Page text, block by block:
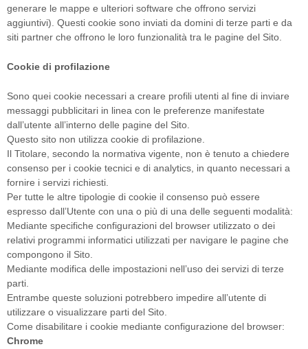
generare le mappe e ulteriori software che offrono servizi
aggiuntivi). Questi cookie sono inviati da domini di terze parti e da
siti partner che offrono le loro funzionalità tra le pagine del Sito.
Cookie di profilazione
Sono quei cookie necessari a creare profili utenti al fine di inviare
messaggi pubblicitari in linea con le preferenze manifestate
dall’utente all’interno delle pagine del Sito.
Questo sito non utilizza cookie di profilazione.
Il Titolare, secondo la normativa vigente, non è tenuto a chiedere
consenso per i cookie tecnici e di analytics, in quanto necessari a
fornire i servizi richiesti.
Per tutte le altre tipologie di cookie il consenso può essere
espresso dall’Utente con una o più di una delle seguenti modalità:
Mediante specifiche configurazioni del browser utilizzato o dei
relativi programmi informatici utilizzati per navigare le pagine che
compongono il Sito.
Mediante modifica delle impostazioni nell’uso dei servizi di terze
parti.
Entrambe queste soluzioni potrebbero impedire all’utente di
utilizzare o visualizzare parti del Sito.
Come disabilitare i cookie mediante configurazione del browser:
Chrome